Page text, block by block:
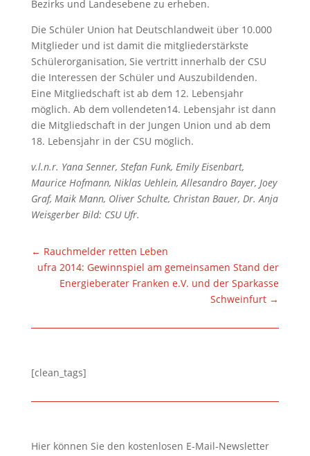
Bezirks und Landesebene zu erheben.
Die Schüler Union hat Deutschlandweit über 10.000
Mitglieder und ist damit die mitgliederstärkste
Schülerorganisation, Sie vertritt innerhalb der CSU
die Interessen der Schüler und Auszubildenden.
Eine Mitgliedschaft ist ab dem 12. Lebensjahr
möglich. Ab dem vollendeten14. Lebensjahr ist dann
die Mitgliedschaft in der Jungen Union und ab dem
18. Lebensjahr in der CSU möglich.
v.l.n.r. Yana Senner, Stefan Funk, Emily Eisenbart,
Maurice Hofmann, Niklas Uehlein, Allesandro Bayer, Joey
Graf, Maik Mann, Oliver Schulte, Christan Bauer, Dr. Anja
Weisgerber Bild: CSU Ufr.
← Rauchmelder retten Leben
ufra 2014: Gewinnspiel am gemeinsamen Stand der
Energieberater Franken e.V. und der Sparkasse
Schweinfurt →
[clean_tags]
Hier können Sie den kostenlosen E-Mail-Newsletter